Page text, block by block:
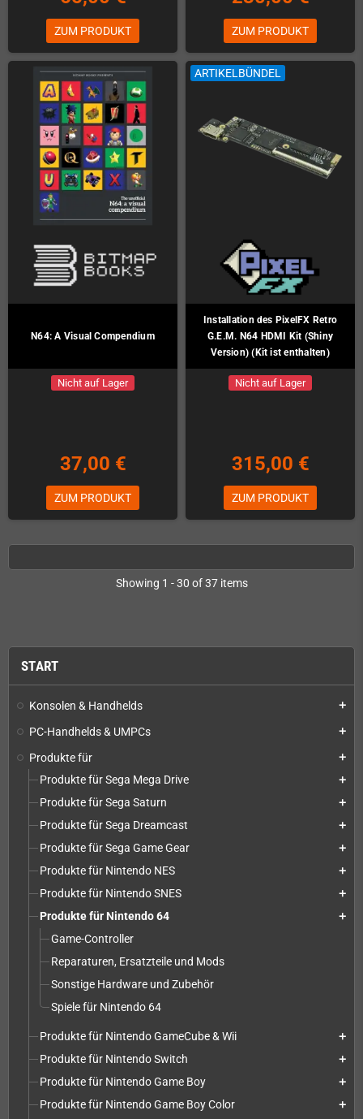
START
Konsolen & Handhelds add
PC-Handhelds & UMPCs add
Produkte für add
Produkte für Sega Mega Drive add
Produkte für Sega Saturn add
Produkte für Sega Dreamcast add
Produkte für Sega Game Gear add
Produkte für Nintendo NES add
Produkte für Nintendo SNES add
Produkte für Nintendo 64 add
Game-Controller
Reparaturen, Ersatzteile und Mods
Sonstige Hardware und Zubehör
Spiele für Nintendo 64
Produkte für Nintendo GameCube & Wii add
Produkte für Nintendo Switch add
Produkte für Nintendo Game Boy add
Produkte für Nintendo Game Boy Color add
ZUM PRODUKT ZUM PRODUKT
N64: A Visual Compendium
Nicht auf Lager
37,00 €
ZUM PRODUKT
ARTIKELBÜNDEL
Installation des PixelFX Retro
G.E.M. N64 HDMI Kit (Shiny
Version) (Kit ist enthalten)
Nicht auf Lager
315,00 €
ZUM PRODUKT
Showing 1 - 30 of 37 items